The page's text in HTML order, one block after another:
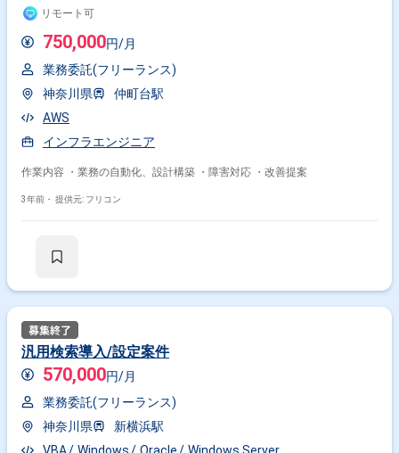
リモート可
750,000円/月
業務委託(フリーランス)
神奈川県
仲町台駅
AWS
インフラエンジニア
作業内容 ・業務の自動化、設計構築 ・障害対応 ・改善提案
3年前・ 提供元: フリコン
汎用検索導入/設定案件
570,000円/月
業務委託(フリーランス)
神奈川県
新横浜駅